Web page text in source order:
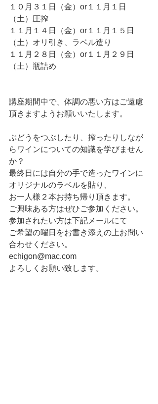
１０月３１日（金）or１１月１日
（土）圧搾
１１月１４日（金）or１１月１５日
（土）オリ引き、ラベル造り
１１月２８日（金）or１１月２９日
（土）瓶詰め
講座期間中で、体調の悪い方はご遠慮
頂きますようお願いいたします。
ぶどうをつぶしたり、搾ったりしなが
らワインについての知識を学びません
か？
最終日には自分の手で造ったワインに
オリジナルのラベルを貼り、
お一人様２本お持ち帰り頂きます。
ご興味ある方はぜひご参加ください。
参加されたい方は下記メールにて
ご希望の曜日をお書き添えの上お問い
合わせください。
echigon@mac.com
よろしくお願い致します。